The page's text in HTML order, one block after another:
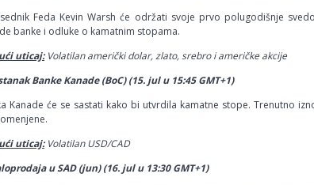
Feda Kevin Warsh će održati svoje prvo polugodišnje
banke i odluke o kamatnim stopama.
uticaj:Volatilan američki dolar, zlato, srebro i američke akcije
Banke Kanade (BoC) (15. jul u 15:45 GMT+1)
Kanade će se sastati kako bi utvrdila kamatne stope. Trenutno
uticaj:Volatilan USD/CAD
u SAD (jun) (16. jul u 13:30 GMT+1)